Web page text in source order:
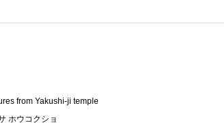
from Yakushi-ji temple
ホウコクショ